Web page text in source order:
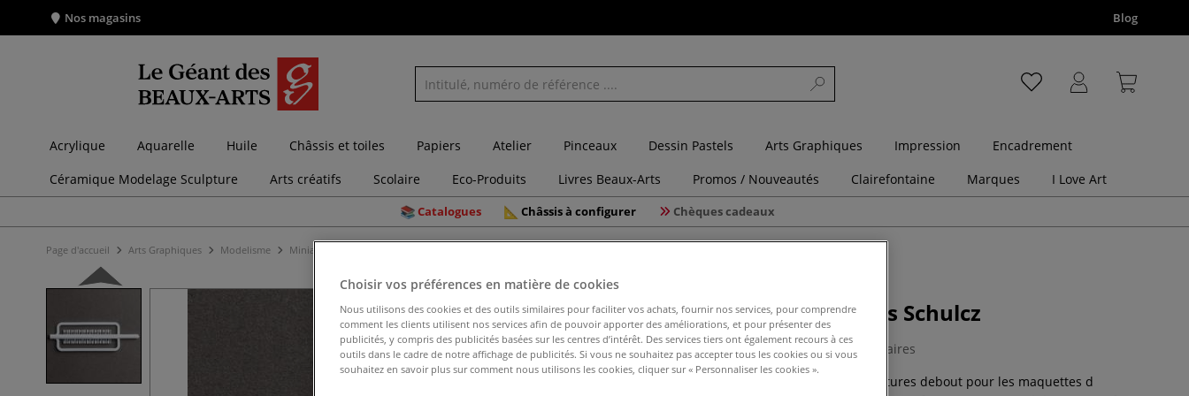
Nos magasins Blog
Acrylique Aquarelle Huile Châssis et toiles Papiers Atelier Pinceaux Dessin Pastels Arts Graphiques Impression
Encadrement
Céramique Modelage Sculpture
Arts créatifs Scolaire Eco-Produits Livres Beaux-Arts Promos / Nouveautés Clairefontaine Marques I Love Art
Catalogues Châssis à configurer Chèques cadeaux
Page d'accueil Arts Graphiques Modelisme Miniatures pour maquettes
Lot de personnages Schulcz
0 Commentaires
Personnages en silhouette miniatures debout pour les maquettes d
Choisir vos préférences en matière de cookies
Nous utilisons des cookies et des outils similaires pour faciliter vos achats, fournir nos services, pour comprendre
comment les clients utilisent nos services afin de pouvoir apporter des améliorations, et pour présenter des
publicités, y compris des publicités basées sur les centres d’intérêt. Des services tiers ont également recours à ces
outils dans le cadre de notre affichage de publicités. Si vous ne souhaitez pas accepter tous les cookies ou si vous
souhaitez en savoir plus sur comment nous utilisons les cookies, cliquer sur « Personnaliser les cookies ».